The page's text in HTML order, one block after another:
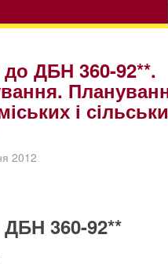
ДБН 360-92**.
і
2012
ДБН 360-92**